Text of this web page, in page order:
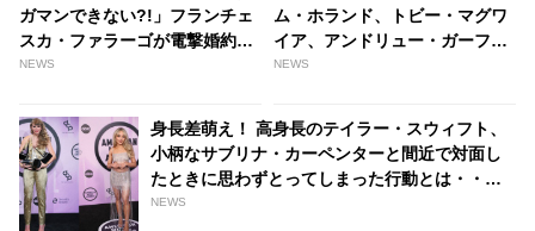
ガマンできない?!」フランチェ
スカ・ファラーゴが電撃婚約！
お相手はトランスジェンダーの
姿をシェア［写真あり］ -
tvgroove
NEWS
ム・ホランド、トビー・マグワ
イア、アンドリュー・ガーフィ
ールド、なんとグループチャッ
は・・？ - tvgroove
NEWS
身長差萌え！ 高身長のテイラー・スウィフト、
小柄なサブリナ・カーペンターと間近で対面し
たときに思わずとってしまった行動とは・・？
［動画あり］ - tvgroove
NEWS